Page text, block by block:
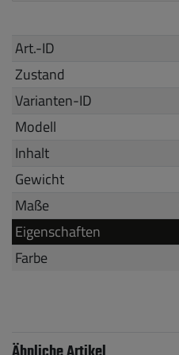
Art.-ID
Zustand
Varianten-ID
Modell
Inhalt
Gewicht
Maße
Eigenschaften
Farbe